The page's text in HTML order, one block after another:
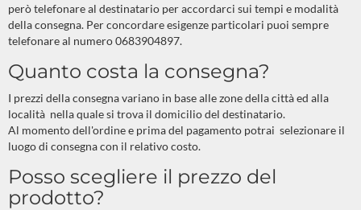
però telefonare al destinatario per accordarci sui tempi e modalità
della consegna. Per concordare esigenze particolari puoi sempre
telefonare al numero 0683904897.
Quanto costa la consegna?
I prezzi della consegna variano in base alle zone della città ed alla
località nella quale si trova il domicilio del destinatario.
Al momento dell'ordine e prima del pagamento potrai selezionare il
luogo di consegna con il relativo costo.
Posso scegliere il prezzo del
prodotto?